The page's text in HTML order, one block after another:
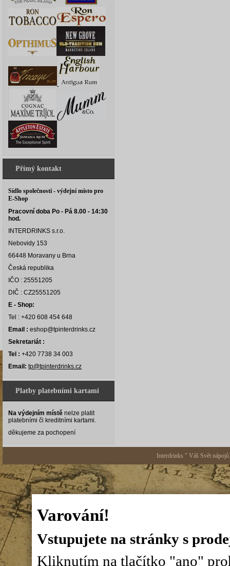
Přímý kontakt
Sídlo společnosti - výdejní místo pro
E-Shop
Pracovní doba Po - Pá 8.00 - 14:30
hod.
INTERDRINKS s.r.o.
Nebovidy 153
66448 Moravany u Brna
Česká republika
IČO : 25551205
DIČ : CZ25551205
E - Shop:
Tel : +420 608 454 648
Email : eshop@tpinterdrinks.cz
Sekretariát :
Tel : +420 7738 34 003
Email: tp@tpinterdrinks.cz
Platby platebními kartami
Na výdejním místě nelze platit
platebními či kreditními kartami.
děkujeme za pochopení
Interdrinks " Váš Svět
Varování!
Vstupujete na stránky s
Kliknutím na tlačítko "ano"